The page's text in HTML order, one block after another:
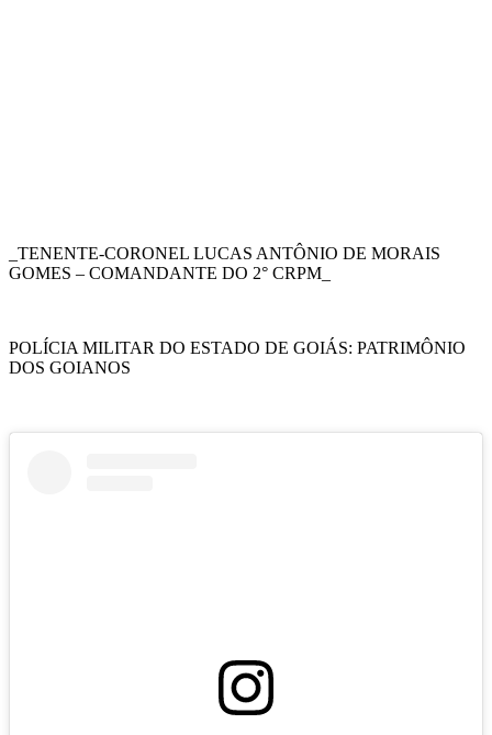
_TENENTE-CORONEL LUCAS ANTÔNIO DE MORAIS
GOMES – COMANDANTE DO 2° CRPM_
POLÍCIA MILITAR DO ESTADO DE GOIÁS: PATRIMÔNIO
DOS GOIANOS